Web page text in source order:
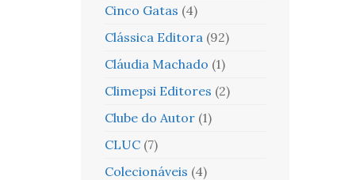
Cinco Gatas (4)
Clássica Editora (92)
Cláudia Machado (1)
Climepsi Editores (2)
Clube do Autor (1)
CLUC (7)
Colecionáveis (4)